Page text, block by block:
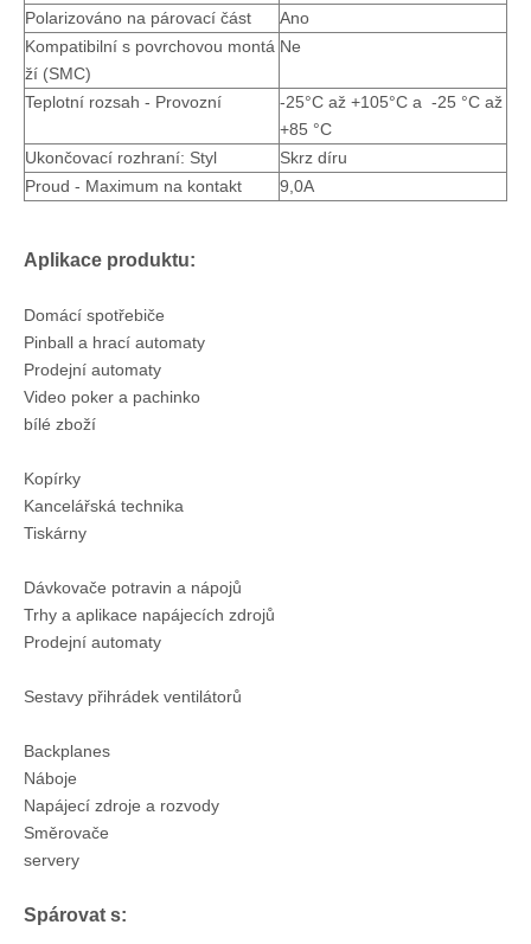
Polarizováno na párovací část
Ano
Kompatibilní s povrchovou montá
ží (SMC)
Ne
Teplotní rozsah - Provozní
-25°C až +105°C a -25 °C až
+85 °C
Ukončovací rozhraní: Styl
Skrz díru
Proud - Maximum na kontakt
9,0A
Aplikace produktu:
Domácí spotřebiče
Pinball a hrací automaty
Prodejní automaty
Video poker a pachinko
bílé zboží
Kopírky
Kancelářská technika
Tiskárny
Dávkovače potravin a nápojů
Trhy a aplikace napájecích zdrojů
Prodejní automaty
Sestavy přihrádek ventilátorů
Backplanes
Náboje
Napájecí zdroje a rozvody
Směrovače
servery
Spárovat s: